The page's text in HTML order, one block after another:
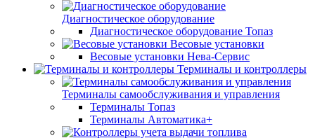
Диагностическое оборудование
Диагностическое оборудование Топаз
Весовые установки
Весовые установки Нева-Сервис
Терминалы и контроллеры
Терминалы самообслуживания и управления
Терминалы Топаз
Терминалы Автоматика+